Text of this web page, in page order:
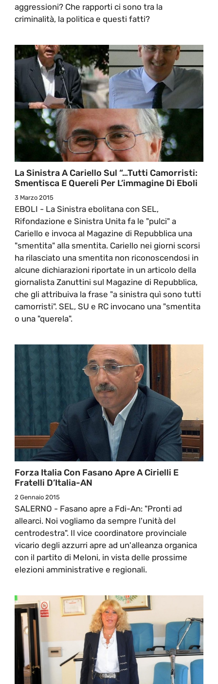
aggressioni? Che rapporti ci sono tra la
criminalità, la politica e questi fatti?
La Sinistra A Cariello Sul “…tutti Camorristi:
Smentisca E Quereli Per L’immagine Di Eboli
3 Marzo 2015
EBOLI - La Sinistra ebolitana con SEL,
Rifondazione e Sinistra Unita fa le "pulci" a
Cariello e invoca al Magazine di Repubblica una
"smentita" alla smentita. Cariello nei giorni scorsi
ha rilasciato una smentita non riconoscendosi in
alcune dichiarazioni riportate in un articolo della
giornalista Zanuttini sul Magazine di Repubblica,
che gli attribuiva la frase "a sinistra quì sono tutti
camorristi". SEL, SU e RC invocano una "smentita
o una "querela".
Forza Italia Con Fasano Apre A Cirielli E
Fratelli D’Italia-AN
2 Gennaio 2015
SALERNO - Fasano apre a Fdi-An: "Pronti ad
allearci. Noi vogliamo da sempre l'unità del
centrodestra". Il vice coordinatore provinciale
vicario degli azzurri apre ad un'alleanza organica
con il partito di Meloni, in vista delle prossime
elezioni amministrative e regionali.